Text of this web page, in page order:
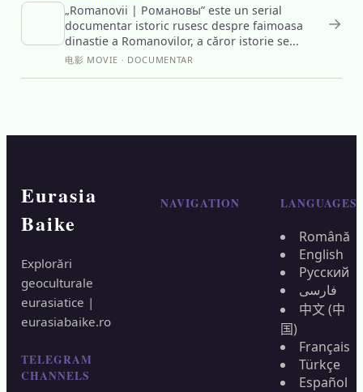
„Romanovii | Романовы” este un serial
documentar istoric rusesc despre faimoasa
dinastie a Romanovilor, a căror istorie se...
电影 MOVIE · DOCUMENTAR
→
Eurasia
Baike
Explorări
geoculturale
eurasiatice |
eurasiabaike.ro
TELEGRAM
CHANNELS
NAVIGATION LANGUAGES
Română
English
Русский
فارسی
中文 (中
国)
Français
Türkçe
Español